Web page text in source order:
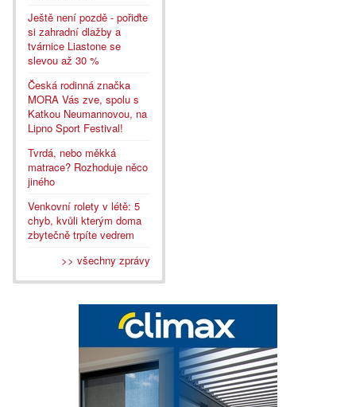
Ještě není pozdě - pořiďte
si zahradní dlažby a
tvárnice Liastone se
slevou až 30 %
Česká rodinná značka
MORA Vás zve, spolu s
Katkou Neumannovou, na
Lipno Sport Festival!
Tvrdá, nebo měkká
matrace? Rozhoduje něco
jiného
Venkovní rolety v létě: 5
chyb, kvůli kterým doma
zbytečně trpíte vedrem
>> všechny zprávy